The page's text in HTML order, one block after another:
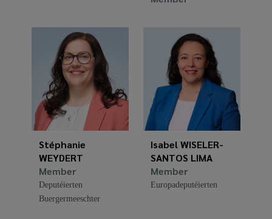
Stéphanie
WEYDERT
Member
Deputéierten
Buergermeeschter
Isabel WISELER-
SANTOS LIMA
Member
Europadeputéierten